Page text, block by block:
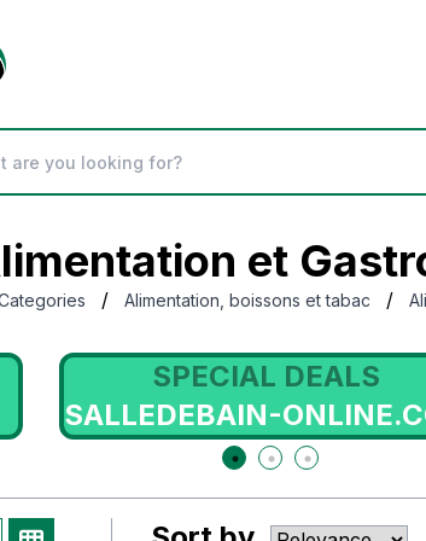
et
/ Alimentation, boissons et tabac /
SPECIAL DEALS
EDIMETA.FR